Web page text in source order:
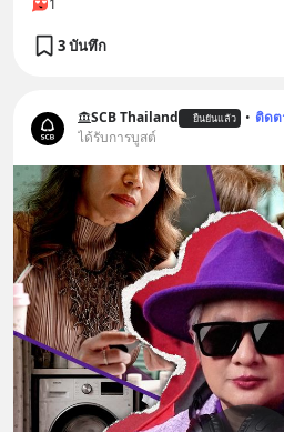
1
3 บันทึก
SCB Thailand ยืนยันแล้ว • ติด
ได้รับการบูสต์